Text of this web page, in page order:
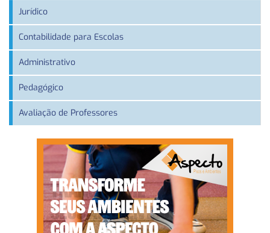
Jurídico
Contabilidade para Escolas
Administrativo
Pedagógico
Avaliação de Professores